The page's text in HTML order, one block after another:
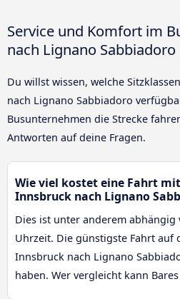
Service und Komfort im
nach Lignano Sabbiadoro
Du willst wissen, welche
nach Lignano Sabbiadoro
Busunternehmen die Strecke
Antworten auf deine Fragen.
Wie viel kostet eine Fahrt
Innsbruck nach Lignano
Dies ist unter anderem abhängig
Uhrzeit. Die günstigste Fahrt auf
Innsbruck nach Lignano
haben. Wer vergleicht kann